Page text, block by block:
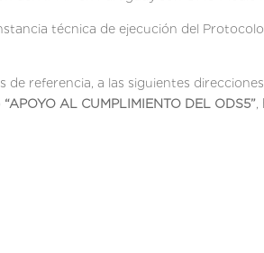
técnica de ejecución del
de referencia, a las siguientes
“APOYO AL CUMPLIMIENTO DEL ODS5”,